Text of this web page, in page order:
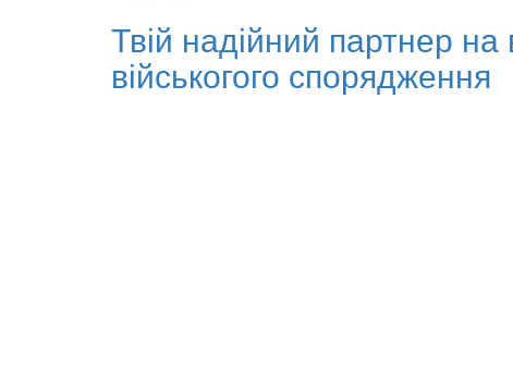
Твій надійний партнер на
військогого спорядження